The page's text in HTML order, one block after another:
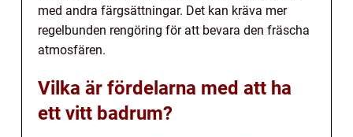
med andra färgsättningar. Det kan kräva mer
regelbunden rengöring för att bevara den fräscha
atmosfären.
Vilka är fördelarna med att ha
ett vitt badrum?